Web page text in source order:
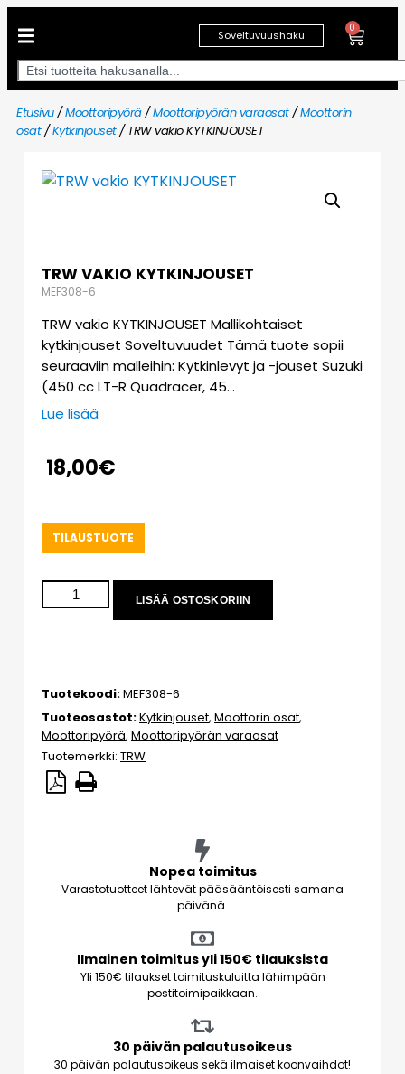
Soveltuvuushaku
0
Etusivu/Moottoripyörä/Moottoripyörän varaosat/Moottorin
osat/Kytkinjouset/ TRW vakio KYTKINJOUSET
TRW VAKIO KYTKINJOUSET
MEF308-6
TRW vakio KYTKINJOUSET Mallikohtaiset
kytkinjouset Soveltuvuudet Tämä tuote sopii
seuraaviin malleihin: Kytkinlevyt ja -jouset Suzuki
(450 cc LT-R Quadracer, 45…
Lue lisää
18,00€
TILAUSTUOTE
LISÄÄ OSTOSKORIIN
Tuotekoodi:MEF308-6
Tuoteosastot:Kytkinjouset, Moottorin osat,
Moottoripyörä, Moottoripyörän varaosat
Tuotemerkki: TRW
Nopea toimitus
Varastotuotteet lähtevät pääsääntöisesti samana
päivänä.
Ilmainen toimitus yli 150€ tilauksista
Yli 150€ tilaukset toimituskuluitta lähimpään
postitoimipaikkaan.
30 päivän palautusoikeus
30 päivän palautusoikeus sekä ilmaiset koonvaihdot!